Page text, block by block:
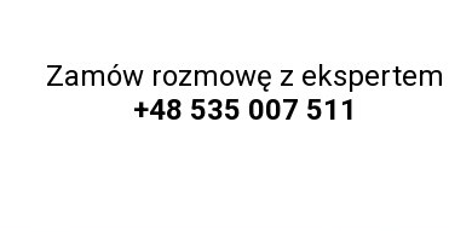
Zamów rozmowę z ekspertem
+48 535 007 511